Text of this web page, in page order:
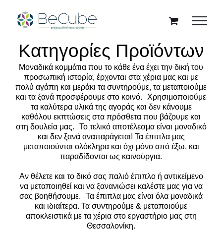
content
Κατηγορίες Προϊόντων
Μοναδικά κομμάτια που το κάθε ένα έχει την δική του
προσωπική ιστορία, έρχονται στα χέρια μας και με
πολύ αγάπη και μεράκι τα συντηρούμε, τα μεταποιούμε
και τα ξανά προσφέρουμε στο κοινό. Χρησιμοποιούμε
τα καλύτερα υλικά της αγοράς και δεν κάνουμε
καθόλου εκπτώσεις στα πρόσθετα που βάζουμε και
στη δουλεία μας. Το τελικό αποτέλεσμα είναι μοναδικό
και δεν ξανά αναπαράγεται! Τα έπιπλα μας
μεταποιούνται ολόκληρα και όχι μόνο από έξω, και
παραδίδονται ως καινούργια.
Αν θέλετε και το δικό σας παλιό έπιπλο ή αντικείμενο
να μεταποιηθεί και να ξανανιώσει καλέστε μας για να
σας βοηθήσουμε. Τα έπιπλα μας είναι όλα μοναδικά
και ιδιαίτερα. Τα συντηρούμε & μεταποιούμε
αποκλειστικά με τα χέρια στο εργαστήριο μας στη
Θεσσαλονίκη.